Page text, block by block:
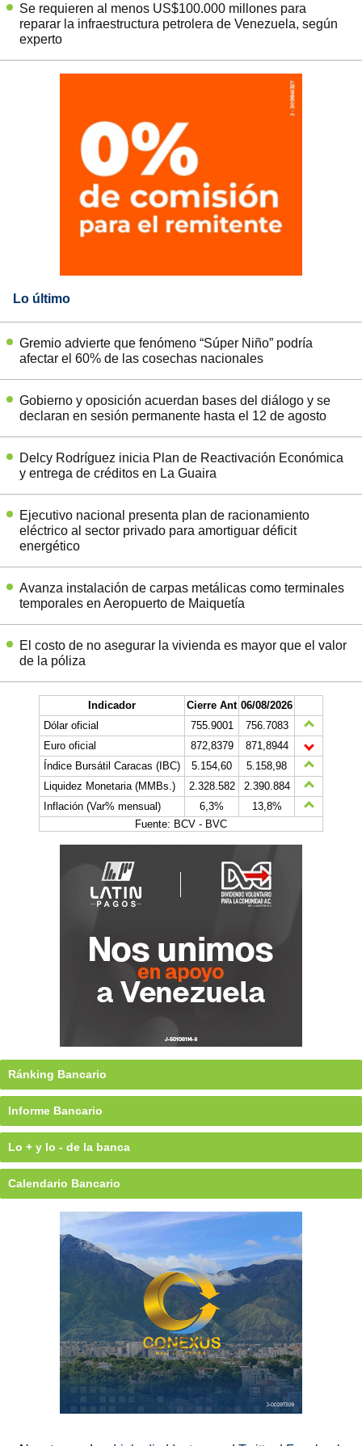
Se requieren al menos US$100.000 millones para
reparar la infraestructura petrolera de Venezuela, según
experto
Lo último
Gremio advierte que fenómeno “Súper Niño” podría
afectar el 60% de las cosechas nacionales
Gobierno y oposición acuerdan bases del diálogo y se
declaran en sesión permanente hasta el 12 de agosto
Delcy Rodríguez inicia Plan de Reactivación Económica
y entrega de créditos en La Guaira
Ejecutivo nacional presenta plan de racionamiento
eléctrico al sector privado para amortiguar déficit
energético
Avanza instalación de carpas metálicas como terminales
temporales en Aeropuerto de Maiquetía
El costo de no asegurar la vivienda es mayor que el valor
de la póliza
Indicador Cierre Ant 06/08/2026
Dólar oficial
755.9001
756.7083
Euro oficial
872,8379
871,8944
Índice Bursátil Caracas (IBC)
5.154,60
5.158,98
Liquidez Monetaria (MMBs.)
2.328.582
2.390.884
Inflación (Var% mensual)
6,3%
13,8%
Fuente: BCV - BVC
Ránking Bancario
Informe Bancario
Lo + y lo - de la banca
Calendario Bancario